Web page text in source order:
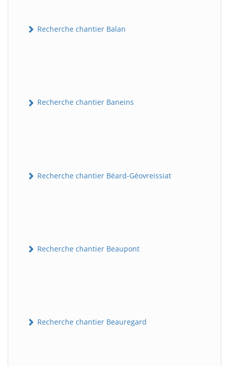
Recherche chantier Balan
Recherche chantier Baneins
Recherche chantier Béard-Géovreissiat
Recherche chantier Beaupont
Recherche chantier Beauregard